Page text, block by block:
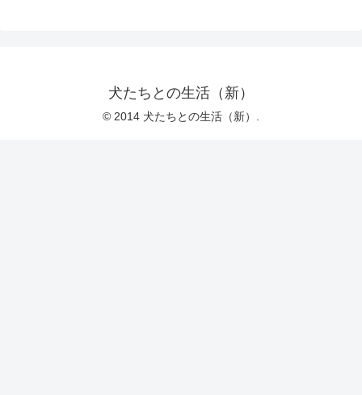
犬たちとの生活（新）
© 2014 犬たちとの生活（新）.